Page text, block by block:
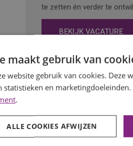
te zetten én verder te
BEKIJK VACATURE
Bezorger/
Werk je graag met je
producten bezorgen en
maakt gebruik van
website gebruik van cookies. Deze
statistieken en
.
ALLE COOKIES AFWIJZEN